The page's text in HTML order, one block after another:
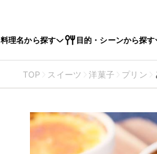
料理名から探す 目的・シーンから探す
TOP スイーツ 洋菓子 プリン